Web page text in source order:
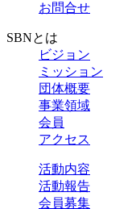
お問合せ
SBNとは
ビジョン
ミッション
団体概要
事業領域
会員
アクセス
活動内容
活動報告
会員募集